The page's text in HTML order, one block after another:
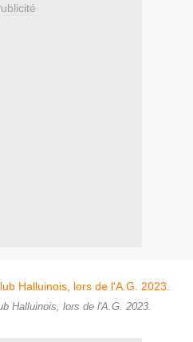
Halluinois, lors de l'A.G. 2023.